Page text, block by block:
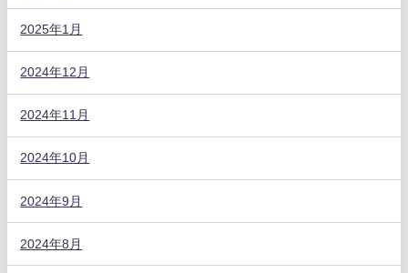
2025年1月
2024年12月
2024年11月
2024年10月
2024年9月
2024年8月